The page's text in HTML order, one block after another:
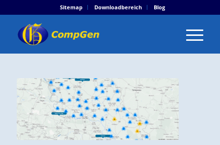
Sitemap Downloadbereich Blog